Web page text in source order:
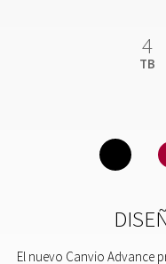
4
TB
El nuevo Canvio Advance